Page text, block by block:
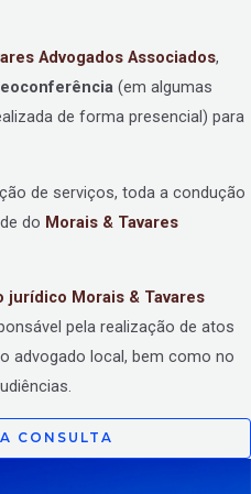
Advogados Associados,
(em algumas
de forma presencial) para
de serviços, toda a condução
do Morais & Tavares
jurídico Morais & Tavares
pela realização de atos
advogado local, bem como no
CONSULTA